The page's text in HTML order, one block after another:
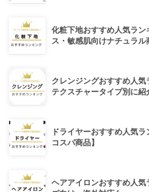
化粧下地おすすめ人気ラ
ス・敏感肌向けナチュラル
クレンジングおすすめ人
テクスチャータイプ別に紹
ドライヤーおすすめ人気
コスパ商品】
ヘアアイロンおすすめ人